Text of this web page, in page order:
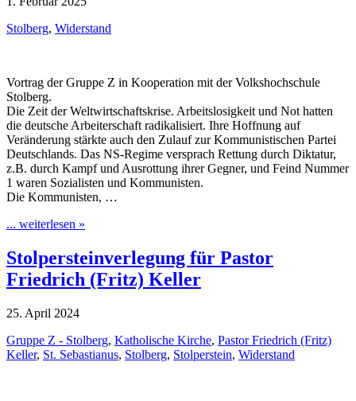
Stolberg, Widerstand
Vortrag der Gruppe Z in Kooperation mit der Volkshochschule
Stolberg.
Die Zeit der Weltwirtschaftskrise. Arbeitslosigkeit und Not hatten
die deutsche Arbeiterschaft radikalisiert. Ihre Hoffnung auf
Veränderung stärkte auch den Zulauf zur Kommunistischen Partei
Deutschlands. Das NS-Regime versprach Rettung durch Diktatur,
z.B. durch Kampf und Ausrottung ihrer Gegner, und Feind Nummer
1 waren Sozialisten und Kommunisten.
Die Kommunisten, …
... weiterlesen »
Stolpersteinverlegung für Pastor
Friedrich (Fritz) Keller
25. April 2024
Gruppe Z - Stolberg, Katholische Kirche, Pastor Friedrich (Fritz)
Keller, St. Sebastianus, Stolberg, Stolperstein, Widerstand